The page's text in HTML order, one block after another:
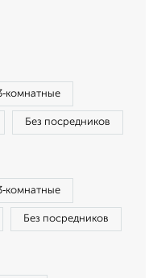
Без посредников
Без посредников